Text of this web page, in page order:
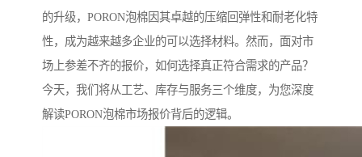
的升级，PORON泡棉因其卓越的压缩回弹性和耐老化特
性，成为越来越多企业的可以选择材料。然而，面对市
场上参差不齐的报价，如何选择真正符合需求的产品？
今天，我们将从工艺、库存与服务三个维度，为您深度
解读PORON泡棉市场报价背后的逻辑。